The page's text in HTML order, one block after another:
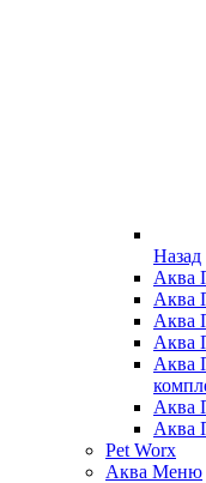
Назад
Аква
Аква
Аква
Аква
Аква
Аква
Аква
Pet Worx
Аква Меню